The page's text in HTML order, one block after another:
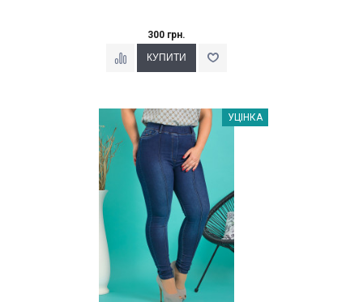
300 грн.
Наклейки Варіант з % УЦІНКА